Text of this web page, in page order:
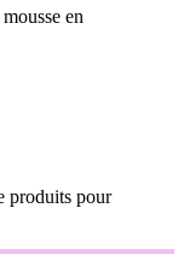
en
produits pour